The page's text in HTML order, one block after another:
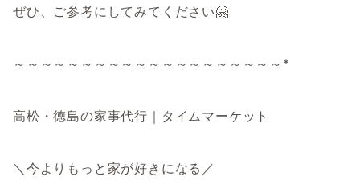
ぜひ、ご参考にしてみてください🤗
～～～～～～～～～～～～～～～～～～～～*
高松・徳島の家事代行｜タイムマーケット
＼今よりもっと家が好きになる／